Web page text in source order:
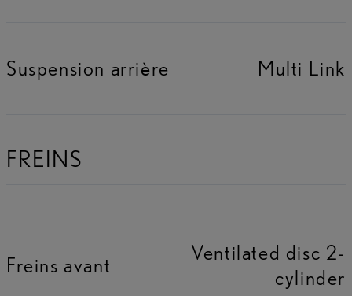
Suspension arrière Multi Link
FREINS
Freins avant
Ventilated disc 2-
cylinder